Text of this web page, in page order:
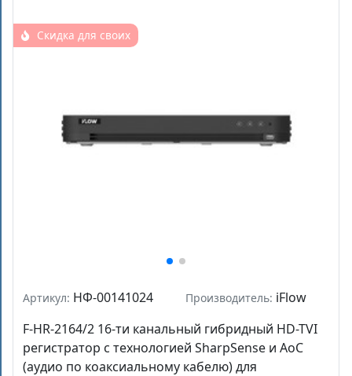
Скидка для своих
Артикул: НФ-00141024 Производитель: iFlow
F-HR-2164/2 16-ти канальный гибридный HD-TVI
регистратор c технологией SharpSense и AoC
(аудио по коаксиальному кабелю) для